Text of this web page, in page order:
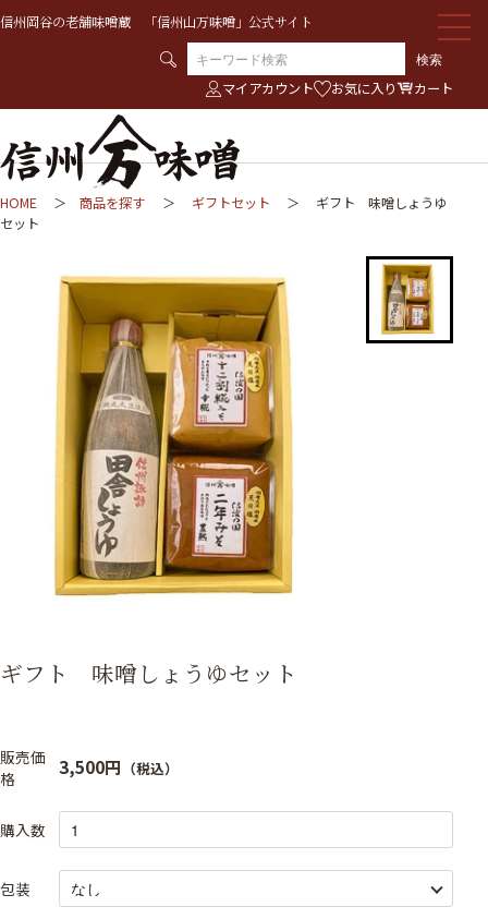
信州岡谷の老舗味噌蔵 「信州山万味噌」公式サイト
検索
マイアカウント
お気に入り カート
HOME 商品を探す ギフトセット
ギフト 味噌しょうゆ
セット
ギフト 味噌しょうゆセット
販売価
格
3,500円 （税込）
購入数
包装